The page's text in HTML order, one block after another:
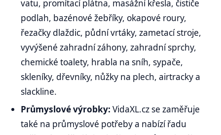
vatu, promítací plátna, masážní křesla, čističe
podlah, bazénové žebříky, okapové roury,
řezačky dlaždic, půdní vrtáky, zametací stroje,
vyvýšené zahradní záhony, zahradní sprchy,
chemické toalety, hrabla na sníh, sypače,
skleníky, dřevníky, nůžky na plech, airtracky a
slackline.
Průmyslové výrobky: VidaXL.cz se zaměřuje
také na průmyslové potřeby a nabízí řadu